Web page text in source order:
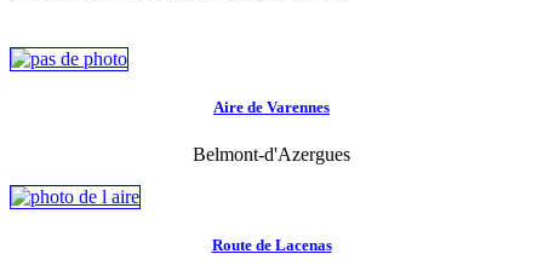
Aire de Varennes
Belmont-d'Azergues
Route de Lacenas